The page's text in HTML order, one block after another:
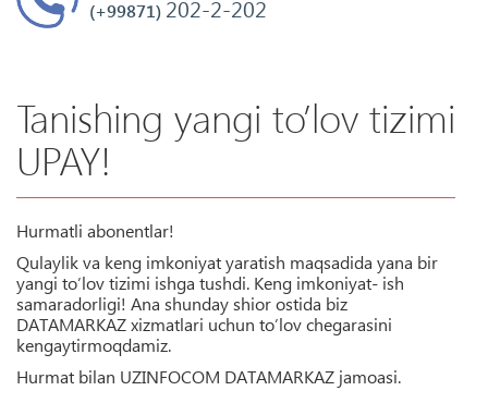
(+99871) 202-2-202
Tanishing yangi to’lov tizimi
UPAY!
Hurmatli abonentlar!
Qulaylik va keng imkoniyat yaratish maqsadida yana bir
yangi to’lov tizimi ishga tushdi. Keng imkoniyat- ish
samaradorligi! Ana shunday shior ostida biz
DATAMARKAZ xizmatlari uchun to’lov chegarasini
kengaytirmoqdamiz.
Hurmat bilan UZINFOCOM DATAMARKAZ jamoasi.